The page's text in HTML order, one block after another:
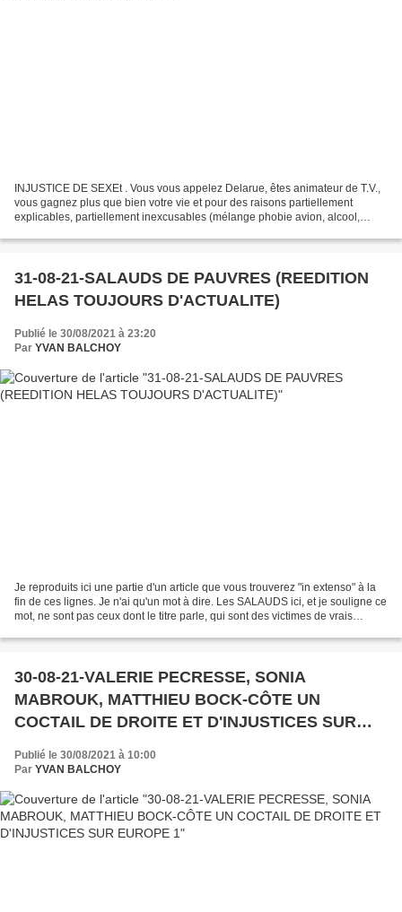
INJUSTICE DE SEXEt . Vous vous appelez Delarue, êtes animateur de T.V.,
vous gagnez plus que bien votre vie et pour des raisons partiellement
explicables, partiellement inexcusables (mélange phobie avion, alcool,
31-08-21-SALAUDS DE PAUVRES (REEDITION
HELAS TOUJOURS D'ACTUALITE)
Publié le 30/08/2021 à 23:20
Par YVAN BALCHOY
Je reproduits ici une partie d'un article que vous trouverez "in extenso" à la
fin de ces lignes. Je n'ai qu'un mot à dire. Les SALAUDS ici, et je souligne ce
mot, ne sont pas ceux dont le titre parle, qui sont des victimes de vrais
30-08-21-VALERIE PECRESSE, SONIA
MABROUK, MATTHIEU BOCK-CÔTE UN
COCTAIL DE DROITE ET D'INJUSTICES SUR
EUROPE 1
Publié le 30/08/2021 à 10:00
Par YVAN BALCHOY